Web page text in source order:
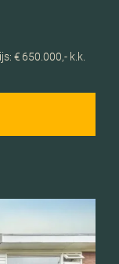
€ 650.000,- k.k.